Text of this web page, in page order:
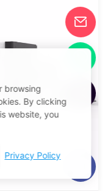
browsing
By clicking
website, you
Privacy Policy